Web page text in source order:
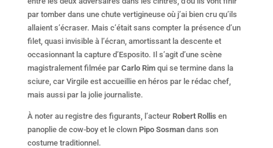
par tomber dans une chute vertigineuse où j’ai bien cru qu’ils
allaient s’écraser. Mais c’était sans compter la présence d’un
filet, quasi invisible à l’écran, amortissant la descente et
occasionnant la capture d’Esposito. Il s’agit d’une scène
magistralement filmée par Carlo Rimqui se termine dans la
sciure, car Virgile est accueillie en héros par le rédac chef,
mais aussi par la jolie journaliste.
À noter au registre des figurants, l’acteur Robert Rollis en
panoplie de cow-boy et le clown Pipo Sosmandans son
costume traditionnel.